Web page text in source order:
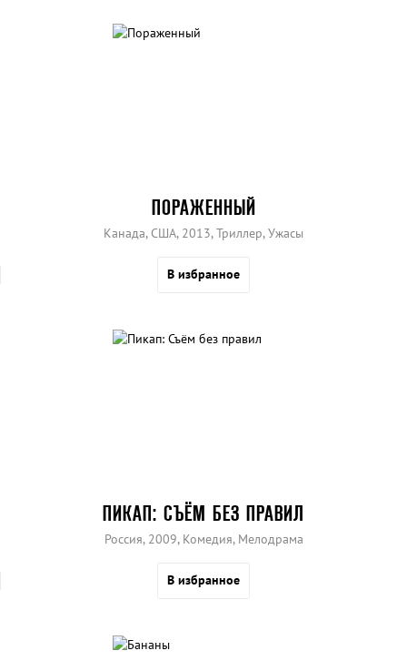
ПОРАЖЕННЫЙ
Канада, США, 2013, Триллер, Ужасы
В избранное
ПИКАП: СЪЁМ БЕЗ ПРАВИЛ
Россия, 2009, Комедия, Мелодрама
В избранное